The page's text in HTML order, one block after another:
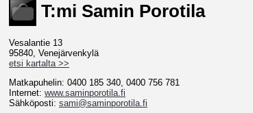
T:mi Samin Porotila
Vesalantie 13
95840, Venejärvenkylä
etsi kartalta >>
Matkapuhelin: 0400 185 340, 0400 756 781
Internet: www.saminporotila.fi
Sähköposti: sami@saminporotila.fi